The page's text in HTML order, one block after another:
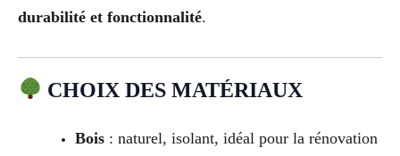
durabilité et fonctionnalité.
CHOIX DES MATÉRIAUX
Bois: naturel, isolant, idéal pour la rénovation